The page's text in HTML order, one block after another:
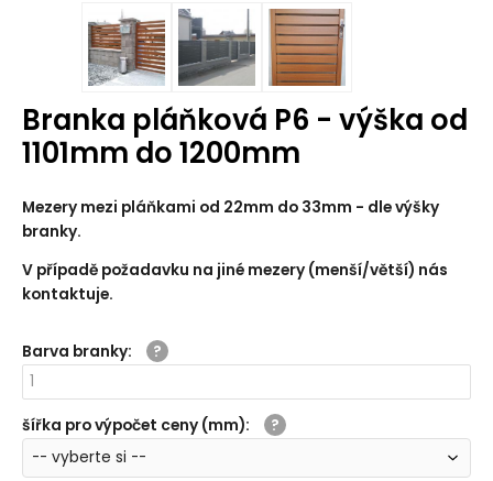
Branka pláňková P6 - výška od
1101mm do 1200mm
Mezery mezi pláňkami od 22mm do 33mm - dle výšky
branky.
V případě požadavku na jiné mezery (menší/větší) nás
kontaktuje.
Barva branky:
šířka pro výpočet ceny (mm):